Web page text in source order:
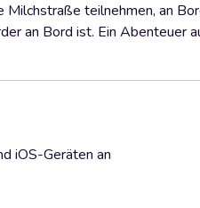
teilnehmen, an
an Bord ist. Ein Abenteuer
iOS-Geräten an